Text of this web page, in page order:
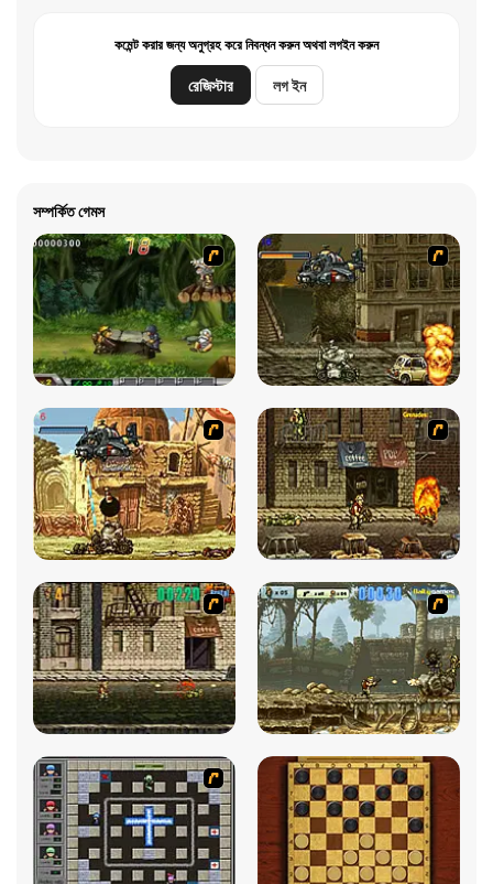
কমেন্ট করার জন্য অনুগ্রহ করে নিবন্ধন করুন অথবা লগইন করুন
রেজিস্টার লগ ইন
সম্পর্কিত গেমস